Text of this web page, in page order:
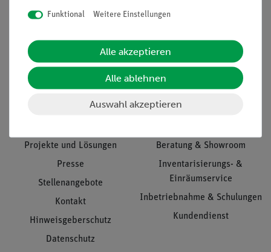
Informationen
Projekte und Lösungen
Presse
Stellenangebote
Kontakt
Hinweisgeberschutz
Datenschutz
Service
Beratung & Showroom
Inventarisierungs- &
Einräumservice
Inbetriebnahme & Schulungen
Kundendienst
Funktional Weitere Einstellungen
Alle akzeptieren
Alle ablehnen
Auswahl akzeptieren